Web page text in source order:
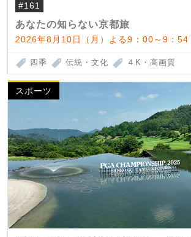
#161
あなたの知らない京都旅
2026年8月10日（月）よる9：00～9：54
四季 伝統・文化 ４K・高画質
スポーツ